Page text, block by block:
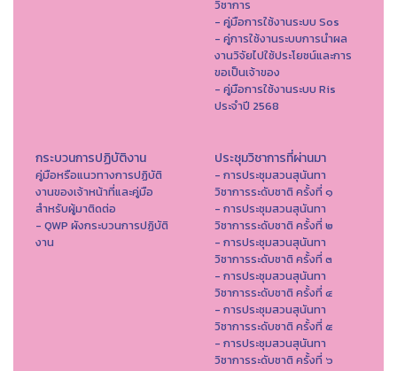
วิชาการ
- คู่มือการใช้งานระบบ Sos
- คู่การใช้งานระบบการนำผล
งานวิจัยไปใช้ประโยชน์และการ
ขอเป็นเจ้าของ
- คู่มือการใช้งานระบบ Ris
ประจำปี 2568
กระบวนการปฏิบัติงาน
คู่มือหรือแนวทางการปฏิบัติ
งานของเจ้าหน้าที่และคู่มือ
สำหรับผู้มาติดต่อ
- QWP ผังกระบวนการปฏิบัติ
งาน
ประชุมวิชาการที่ผ่านมา
- การประชุมสวนสุนันทา
วิชาการระดับชาติ ครั้งที่ ๑
- การประชุมสวนสุนันทา
วิชาการระดับชาติ ครั้งที่ ๒
- การประชุมสวนสุนันทา
วิชาการระดับชาติ ครั้งที่ ๓
- การประชุมสวนสุนันทา
วิชาการระดับชาติ ครั้งที่ ๔
- การประชุมสวนสุนันทา
วิชาการระดับชาติ ครั้งที่ ๕
- การประชุมสวนสุนันทา
วิชาการระดับชาติ ครั้งที่ ๖